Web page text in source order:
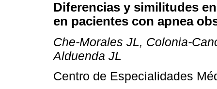
Diferencias y similitudes
en pacientes con apnea
Che-Morales JL, Colonia-
Alduenda JL
Centro de Especialidades